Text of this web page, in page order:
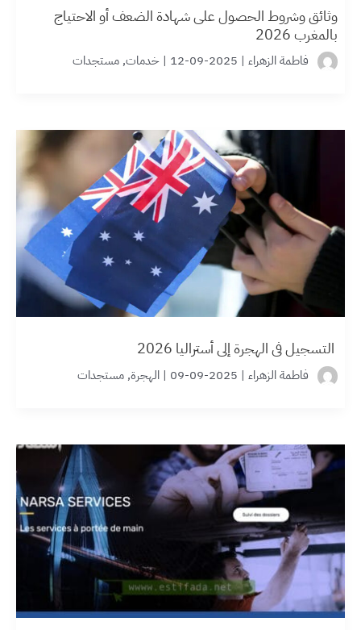
وثائق وشروط الحصول على شهادة الضعف أو الاحتياج
بالمغرب 2026
فاطمة الزهراء |
2025-09-12
|خدمات,مستجدات
التسجيل في الهجرة إلى أستراليا 2026
فاطمة الزهراء |
2025-09-09
|الهجرة,مستجدات